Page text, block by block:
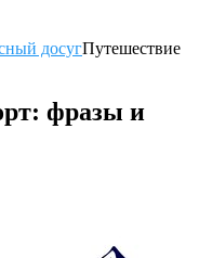
досугПутешествие
фразы и